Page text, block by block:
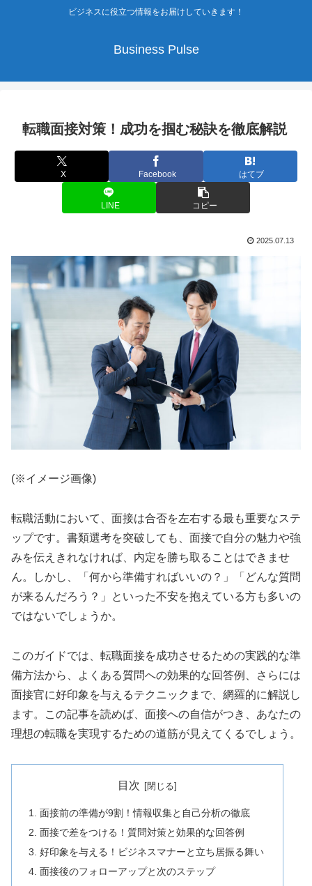
ビジネスに役立つ情報をお届けしていきます！
Business Pulse
転職面接対策！成功を掴む秘訣を徹底解説
X Facebook はてブ
LINE コピー
2025.07.13
(※イメージ画像)
転職活動において、面接は合否を左右する最も重要なステ
ップです。書類選考を突破しても、面接で自分の魅力や強
みを伝えきれなければ、内定を勝ち取ることはできませ
ん。しかし、「何から準備すればいいの？」「どんな質問
が来るんだろう？」といった不安を抱えている方も多いの
ではないでしょうか。
このガイドでは、転職面接を成功させるための実践的な準
備方法から、よくある質問への効果的な回答例、さらには
面接官に好印象を与えるテクニックまで、網羅的に解説し
ます。この記事を読めば、面接への自信がつき、あなたの
理想の転職を実現するための道筋が見えてくるでしょう。
目次
面接前の準備が9割！情報収集と自己分析の徹底
面接で差をつける！質問対策と効果的な回答例
好印象を与える！ビジネスマナーと立ち居振る舞い
面接後のフォローアップと次のステップ